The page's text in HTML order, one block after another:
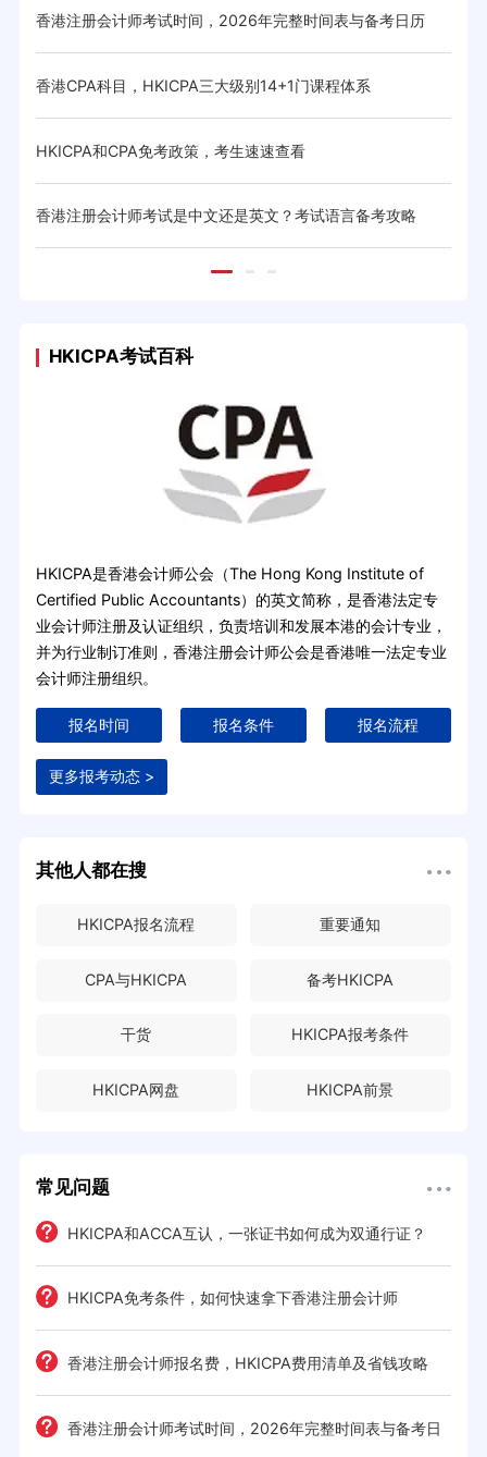
香港注册会计师考试时间，2026年完整时间表与备考日历
香港CPA科目，HKICPA三大级别14+1门课程体系
HKICPA和CPA免考政策，考生速速查看
香港注册会计师考试是中文还是英文？考试语言备考攻略
HKICPA考试百科
HKICPA是香港会计师公会（The Hong Kong Institute of
Certified Public Accountants）的英文简称，是香港法定专
业会计师注册及认证组织，负责培训和发展本港的会计专业，
并为行业制订准则，香港注册会计师公会是香港唯一法定专业
会计师注册组织。
报名时间 报名条件 报名流程
更多报考动态 >
其他人都在搜
HKICPA报名流程 重要通知
CPA与HKICPA 备考HKICPA
干货 HKICPA报考条件
HKICPA网盘 HKICPA前景
常见问题
HKICPA和ACCA互认，一张证书如何成为双通行证？
HKICPA免考条件，如何快速拿下香港注册会计师
香港注册会计师报名费，HKICPA费用清单及省钱攻略
香港注册会计师考试时间，2026年完整时间表与备考日